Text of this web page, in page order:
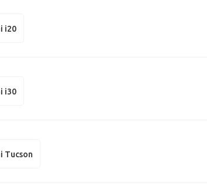
i20
i30
Tucson